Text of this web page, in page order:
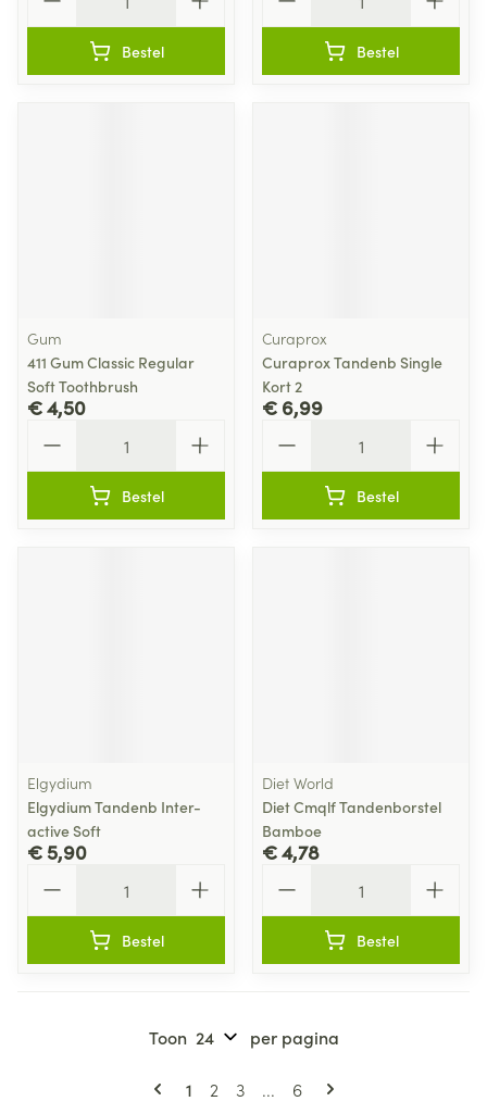
Bestel Bestel
Gum
411 Gum Classic Regular
Soft Toothbrush
€ 4,50
Bestel
Curaprox
Curaprox Tandenb Single
Kort 2
€ 6,99
Bestel
Elgydium
Elgydium Tandenb Inter-
active Soft
€ 5,90
Bestel
Diet World
Diet Cmqlf Tandenborstel
Bamboe
€ 4,78
Bestel
Pagina's
U lees momenteel pagina
1 Pagina
2 Pagina
3 ... Pagina
6
Toon per pagina